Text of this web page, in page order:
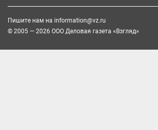
Пишите нам на information@vz.ru
© 2005 — 2026 ООО Деловая газета «Взгляд»